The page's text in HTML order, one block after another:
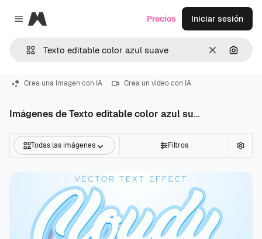
Close menu
Magnific
Borrar
Precios Iniciar sesión
Crea una imagen con IA Crea un vídeo con IA
Imágenes de Texto editable color azul suave
Todas las imágenes Filtros